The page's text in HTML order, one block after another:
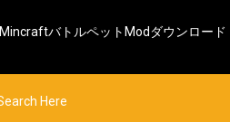
Mincraftバトルペットmodダウンロード